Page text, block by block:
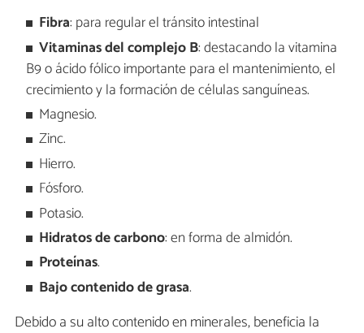
Fibra: para regular el tránsito intestinal
Vitaminas del complejo B: destacando la vitamina
B9 o ácido fólico importante para el mantenimiento, el
crecimiento y la formación de células sanguíneas.
Magnesio.
Zinc.
Hierro.
Fósforo.
Potasio.
Hidratos de carbono: en forma de almidón.
Proteínas.
Bajo contenido de grasa.
Debido a su alto contenido en minerales, beneficia la